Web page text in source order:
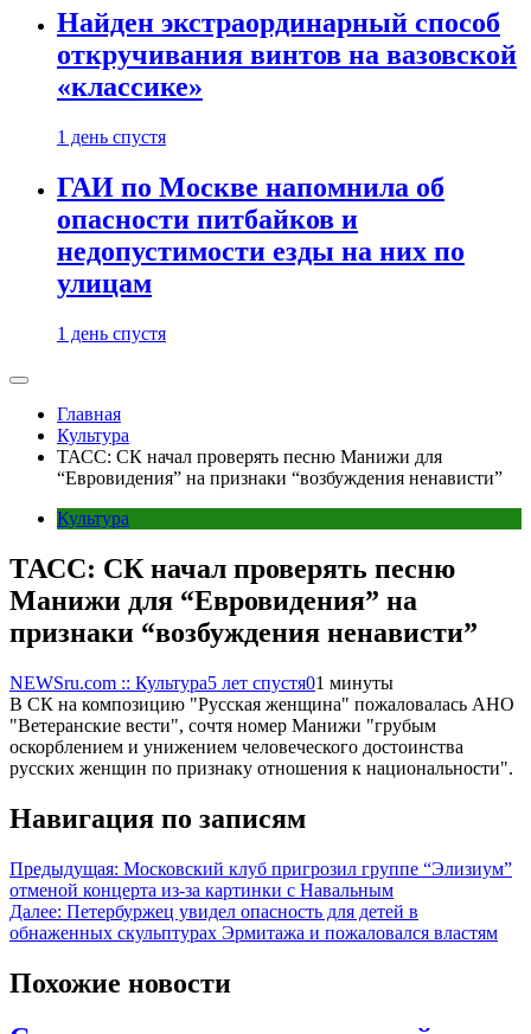
Найден экстраординарный способ
откручивания винтов на вазовской
«классике»
1 день спустя
ГАИ по Москве напомнила об
опасности питбайков и
недопустимости езды на них по
улицам
1 день спустя
Главная
Культура
ТАСС: СК начал проверять песню Манижи для
“Евровидения” на признаки “возбуждения ненависти”
Культура
ТАСС: СК начал проверять песню
Манижи для “Евровидения” на
признаки “возбуждения ненависти”
NEWSru.com :: Культура5 лет спустя01 минуты
В СК на композицию "Русская женщина" пожаловалась АНО
"Ветеранские вести", сочтя номер Манижи "грубым
оскорблением и унижением человеческого достоинства
русских женщин по признаку отношения к национальности".
Навигация по записям
Предыдущая: Московский клуб пригрозил группе “Элизиум”
отменой концерта из-за картинки с Навальным
Далее: Петербуржец увидел опасность для детей в
обнаженных скульптурах Эрмитажа и пожаловался властям
Похожие новости